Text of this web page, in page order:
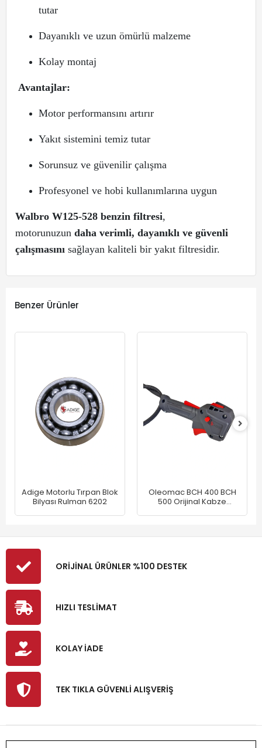
tutar
Dayanıklı ve uzun ömürlü malzeme
Kolay montaj
Avantajlar:
Motor performansını artırır
Yakıt sistemini temiz tutar
Sorunsuz ve güvenilir çalışma
Profesyonel ve hobi kullanımlarına uygun
Walbro W125-528 benzin filtresi,
motorunuzun daha verimli, dayanıklı ve güvenli
çalışmasını sağlayan kaliteli bir yakıt filtresidir.
Benzer Ürünler
Adige Motorlu Tırpan Blok
Bilyası Rulman 6202
Oleomac BCH 400 BCH
500 Orijinal Kabze
ORİJİNAL ÜRÜNLER %100 DESTEK
HIZLI TESLİMAT
KOLAY İADE
TEK TIKLA GÜVENLİ ALIŞVERİŞ